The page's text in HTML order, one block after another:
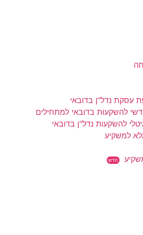
עסקת נדל"ן בדובאי
להשקעות בדובאי למתחילים
להשקעות נדל"ן בדובאי
למשקיע
חדש